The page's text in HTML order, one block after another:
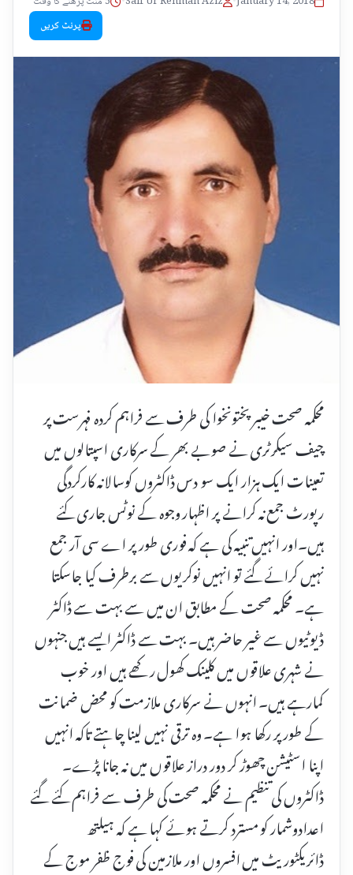
پرنٹ کریں
محکمہ صحت خیبر پختونخوا کی طرف سے فراہم کردہ فہرست پر
چیف سیکرٹری نے صوبے بھر کے سرکاری اسپتالوں میں
تعینات ایک ہزار ایک سو دس ڈاکٹروں کوسالانہ کارکردگی
رپورٹ جمع نہ کرانے پر اظہار وجوہ کے نوٹس جاری کئے
ہیں۔اور انہیں تنبیہ کی ہے کہ فوری طور پر اے سی آر جمع
نہیں کرائے گئے تو انہیں نوکریوں سے برطرف کیا جاسکتا
ہے۔ محکمہ صحت کے مطابق ان میں سے بہت سے ڈاکٹر
ڈیوٹیوں سے غیر حاضر ہیں۔ بہت سے ڈاکٹر ایسے ہیں جنہوں
نے شہری علاقوں میں کلینک کھول رکھے ہیں اور خوب
کمارہے ہیں۔ انہوں نے سرکاری ملازمت کو محض ضمانت
کے طور پر رکھا ہوا ہے۔ وہ ترقی نہیں لینا چاہتے تاکہ انہیں
اپنا اسٹیشن چھوڑ کر دور دراز علاقوں میں نہ جانا پڑے۔
ڈاکٹروں کی تنظیم نے محکمہ صحت کی طرف سے فراہم کئے گئے
اعدادوشمار کو مسترد کرتے ہوئے کہا ہے کہ ہیلتھ
ڈائریکٹوریٹ میں افسروں اور ملازمین کی فوج ظفر موج کے